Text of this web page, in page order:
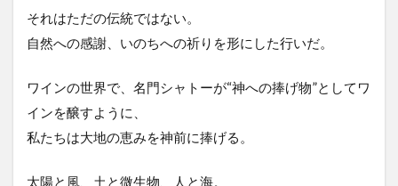
それはただの伝統ではない。
自然への感謝、いのちへの祈りを形にした行いだ。
ワインの世界で、名門シャトーが“神への捧げ物”としてワ
インを醸すように、
私たちは大地の恵みを神前に捧げる。
太陽と風、土と微生物、人と海。